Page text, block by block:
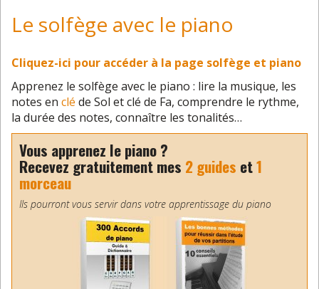
Le solfège avec le piano
Cliquez-ici pour accéder à la page solfège et piano
Apprenez le solfège avec le piano : lire la musique, les
notes en clé de Sol etclé de Fa, comprendre le rythme,
la durée des notes, connaître les tonalités…
Vous apprenez le piano ?
Recevez gratuitement mes 2 guides et1
morceau
Ils pourront vous servir dans votre apprentissage du piano